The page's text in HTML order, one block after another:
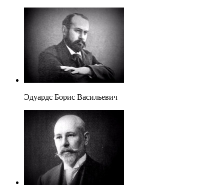
Эдуардс Борис Васильевич